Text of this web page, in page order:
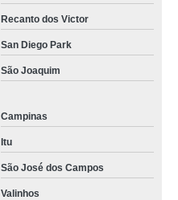
Recanto dos Victor
San Diego Park
São Joaquim
Campinas
Itu
São José dos Campos
Valinhos